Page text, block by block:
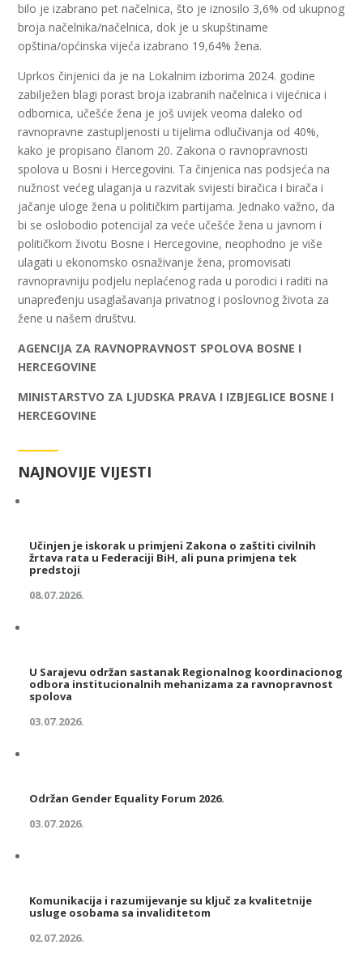
bilo je izabrano pet načelnica, što je iznosilo 3,6% od ukupnog
broja načelnika/načelnica, dok je u skupštiname
opština/općinska vijeća izabrano 19,64% žena.
Uprkos činjenici da je na Lokalnim izborima 2024. godine
zabilježen blagi porast broja izabranih načelnica i vijećnica i
odbornica, učešće žena je još uvijek veoma daleko od
ravnopravne zastupljenosti u tijelima odlučivanja od 40%,
kako je propisano članom 20. Zakona o ravnopravnosti
spolova u Bosni i Hercegovini. Ta činjenica nas podsjeća na
nužnost većeg ulaganja u razvitak svijesti biračica i birača i
jačanje uloge žena u političkim partijama. Jednako važno, da
bi se oslobodio potencijal za veće učešće žena u javnom i
političkom životu Bosne i Hercegovine, neophodno je više
ulagati u ekonomsko osnaživanje žena, promovisati
ravnopravniju podjelu neplaćenog rada u porodici i raditi na
unapređenju usaglašavanja privatnog i poslovnog života za
žene u našem društvu.
AGENCIJA ZA RAVNOPRAVNOST SPOLOVA BOSNE I
HERCEGOVINE
MINISTARSTVO ZA LJUDSKA PRAVA I IZBJEGLICE BOSNE I
HERCEGOVINE
NAJNOVIJE VIJESTI
Učinjen je iskorak u primjeni Zakona o zaštiti civilnih
žrtava rata u Federaciji BiH, ali puna primjena tek
predstoji
08.07.2026.
U Sarajevu održan sastanak Regionalnog koordinacionog
odbora institucionalnih mehanizama za ravnopravnost
spolova
03.07.2026.
Održan Gender Equality Forum 2026.
03.07.2026.
Komunikacija i razumijevanje su ključ za kvalitetnije
usluge osobama sa invaliditetom
02.07.2026.